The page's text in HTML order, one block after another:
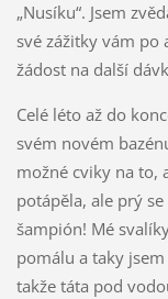
„Nusíku“. Jsem
své zážitky vám po
žádost na další
Celé léto až do
svém novém
možné cviky na to,
potápěla, ale prý
šampión! Mé
pomálu a taky
takže táta pod